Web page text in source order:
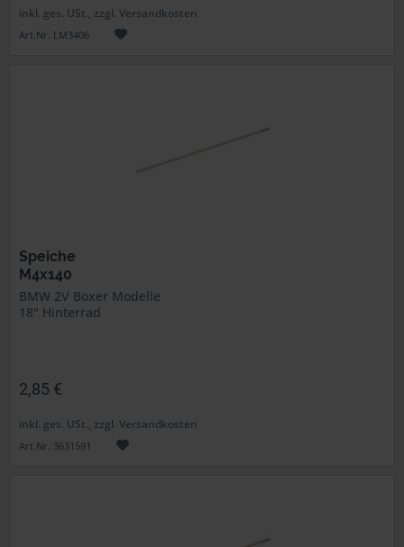
inkl. ges. USt., zzgl. Versandkosten
Art.Nr. LM3406
Speiche
M4x140
BMW 2V Boxer Modelle
18" Hinterrad
2,85 €
inkl. ges. USt., zzgl. Versandkosten
Art.Nr. 3631591